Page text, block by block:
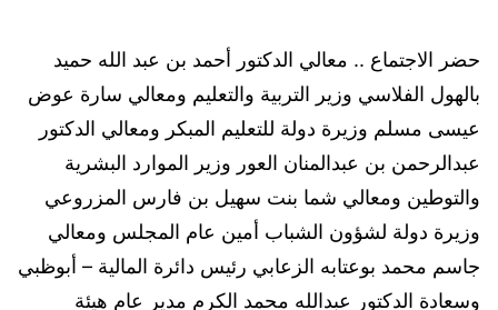
حضر الاجتماع .. معالي الدكتور أحمد بن عبد الله حميد
بالهول الفلاسي وزير التربية والتعليم ومعالي سارة عوض
عيسى مسلم وزيرة دولة للتعليم المبكر ومعالي الدكتور
عبدالرحمن بن عبدالمنان العور وزير الموارد البشرية
والتوطين ومعالي شما بنت سهيل بن فارس المزروعي
وزيرة دولة لشؤون الشباب أمين عام المجلس ومعالي
جاسم محمد بوعتابه الزعابي رئيس دائرة المالية – أبوظبي
وسعادة الدكتور عبدالله محمد الكرم مدير عام هيئة